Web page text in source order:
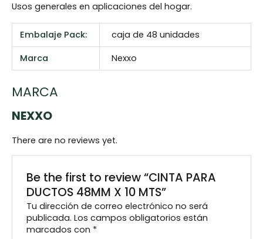
Usos generales en aplicaciones del hogar.
Embalaje Pack:
caja de 48 unidades
Marca
Nexxo
MARCA
NEXXO
There are no reviews yet.
Be the first to review “CINTA PARA
DUCTOS 48MM X 10 MTS”
Tu dirección de correo electrónico no será
publicada. Los campos obligatorios están
marcados con *